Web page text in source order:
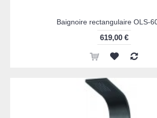
Baignoire rectangulaire OLS-
619,00 €